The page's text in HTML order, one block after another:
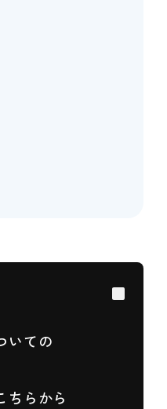
いての
ちらから